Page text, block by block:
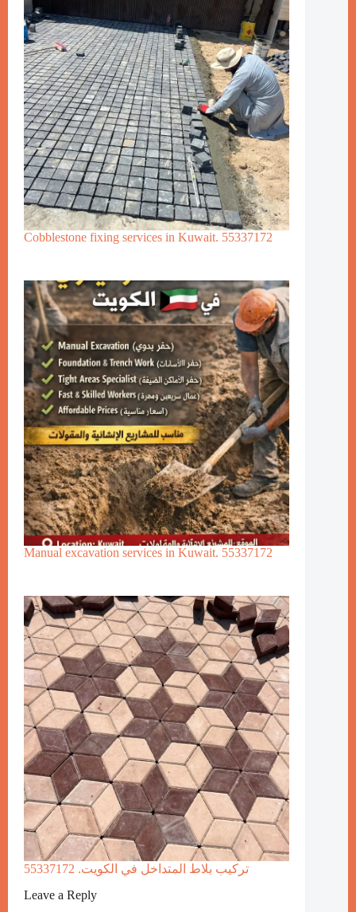
Cobblestone fixing services in Kuwait. 55337172
Manual excavation services in Kuwait. 55337172
تركيب بلاط المتداخل في الكويت. 55337172
Leave a Reply